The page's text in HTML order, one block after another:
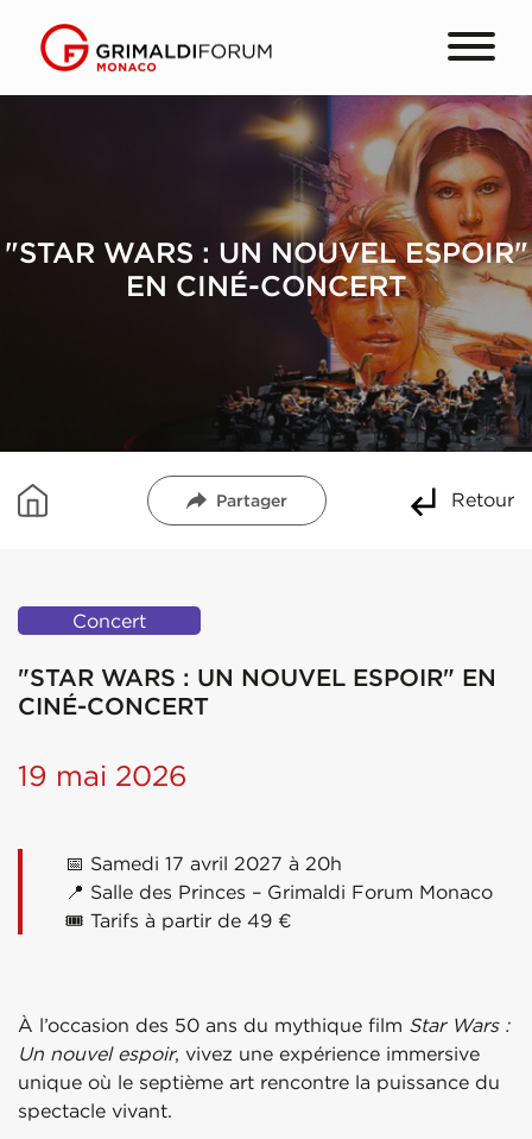
"STAR WARS : UN NOUVEL ESPOIR"
EN CINÉ-CONCERT
Partager Retour
Concert
"STAR WARS : UN NOUVEL ESPOIR" EN
CINÉ-CONCERT
19 mai 2026
📅 Samedi 17 avril 2027 à 20h
📍 Salle des Princes – Grimaldi Forum Monaco
🎟️ Tarifs à partir de 49 €
À l’occasion des 50 ans du mythique film Star Wars :
Un nouvel espoir, vivez une expérience immersive
unique où le septième art rencontre la puissance du
spectacle vivant.